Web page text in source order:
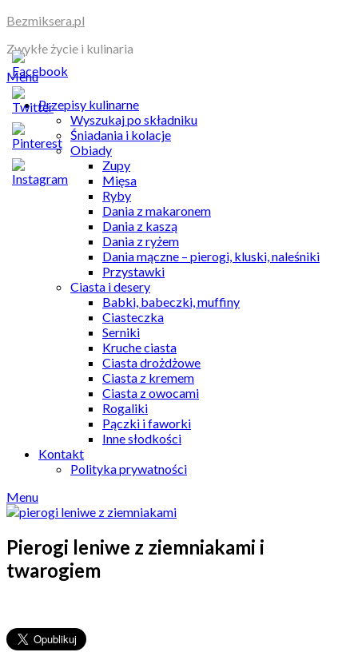
Skip
content
Bezmiksera.pl
Zwykłe życie i kulinaria
Menu
Przepisy kulinarne
Wyszukaj po składniku
Śniadania i kolacje
Obiady
Zupy
Mięsa
Ryby
Dania z makaronem
Dania z kaszą
Dania z ryżem
Dania mączne – pierogi, kluski, naleśniki
Przystawki
Ciasta i desery
Babki, babeczki, muffiny
Ciasteczka
Serniki
Kruche ciasta
Ciasta drożdżowe
Ciasta z kremem
Ciasta z owocami
Rogaliki
Pączki i faworki
Inne słodkości
Kontakt
Polityka prywatności
Menu
Pierogi leniwe z ziemniakami i
twarogiem